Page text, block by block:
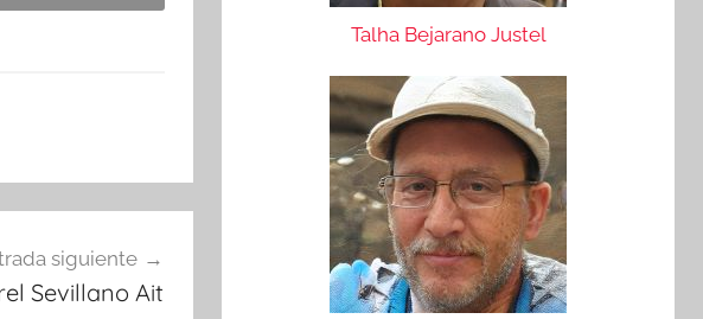
siguiente
Sevillano Ait
Talha Bejarano Justel